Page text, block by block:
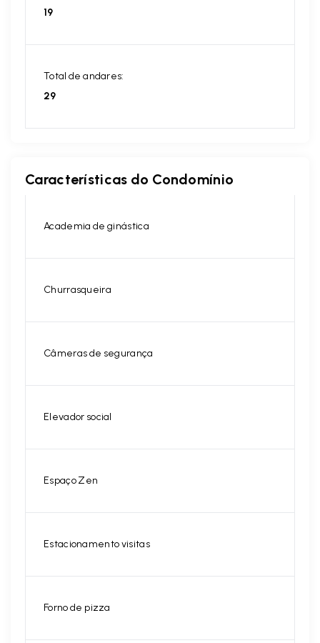
19
Total de andares:
29
Características do Condomínio
Academia de ginástica
Churrasqueira
Câmeras de segurança
Elevador social
Espaço Zen
Estacionamento visitas
Forno de pizza